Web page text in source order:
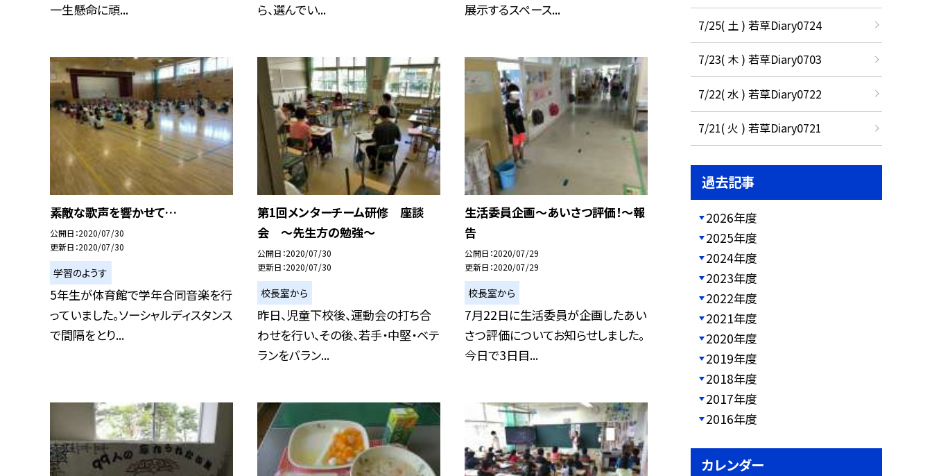
一生懸命に頑...
ら、選んでい...
展示するスペース...
素敵な歌声を響かせて…
公開日 2020/07/30
更新日 2020/07/30
学習のようす
5年生が体育館で学年合同音楽を行
っていました。ソーシャルディスタンス
で間隔をとり...
第1回メンターチーム研修 座談
会 〜先生方の勉強〜
公開日 2020/07/30
更新日 2020/07/30
校長室から
昨日、児童下校後、運動会の打ち合
わせを行い、その後、若手・中堅・ベテ
ランをバラン...
生活委員企画〜あいさつ評価！〜報
告
公開日 2020/07/29
更新日 2020/07/29
校長室から
7月22日に生活委員が企画したあい
さつ評価についてお知らせしました。
今日で3日目...
7/25( 土 ) 若草Diary0724
7/23( 木 ) 若草Diary0703
7/22( 水 ) 若草Diary0722
7/21( 火 ) 若草Diary0721
過去記事
2026年度
2025年度
2024年度
2023年度
2022年度
2021年度
2020年度
2019年度
2018年度
2017年度
2016年度
カレンダー